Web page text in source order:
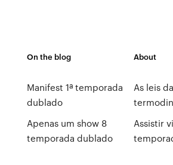
On the blog
Manifest 1ª temporada
dublado
Apenas um show 8
temporada dublado
About
As leis da
Assistir